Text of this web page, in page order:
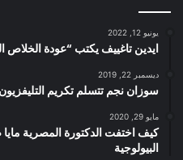
يونيو 12, 2022
ايدين تاغييف يكتب “عودة الخلاص
ديسمبر 22, 2019
سوزان نجم تتسلم تكريم
مايو 29, 2020
كيف اختفت الدكتورة المصرية
البيولوجية